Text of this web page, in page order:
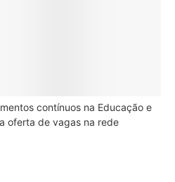
contínuos na Educação e
oferta de vagas na rede